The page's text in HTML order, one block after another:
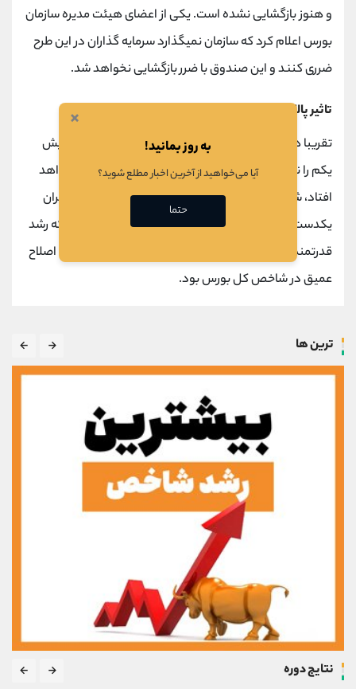
و هنوز بازگشایی نشده است. یکی از اعضای هیئت مدیره سازمان
بورس اعلام کرد که سازمان نمیگذارد سرمایه گذاران در این طرح
ضرری کنند و این صندوق با ضرر بازگشایی نخواهد شد.
تاثیر پالایش یکم بر بازار
تقریبا همزمان که دولت اعلام کرد قصد پذیره نویسی پالایش
یکم را ندارد و طرح پذیره نویسی صندوق ها فعلا عقب خواهد
افتاد، شوک بزرگی به بازار سرمایه داده شد و بازار سهام تهران
یکدست قرمز پوش شد. اعلام این خبر یکی از دلایلی بود که رشد
قدرتمند بورس تهران متوقف شد و این خبر آغازی برای یک اصلاح
عمیق در شاخص کل بورس بود.
ترین ها
نتایج دوره
×
به روز بمانید!
آیا می‌خواهید از آخرین اخبار مطلع شوید؟
حتما